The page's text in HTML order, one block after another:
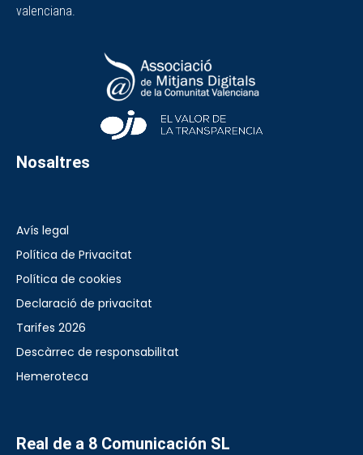
valenciana.
Nosaltres
Avís legal
Política de Privacitat
Política de cookies
Declaració de privacitat
Tarifes 2026
Descàrrec de responsabilitat
Hemeroteca
Real de a 8 Comunicación SL